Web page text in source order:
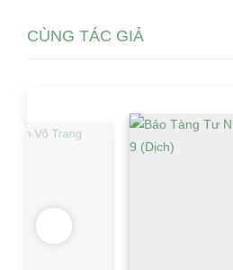
CÙNG TÁC GIẢ